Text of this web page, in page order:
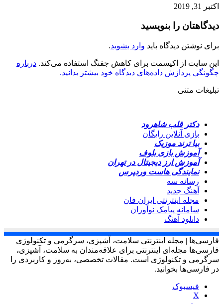
اکتبر 31, 2019
دیدگاهتان را بنویسید
برای نوشتن دیدگاه باید وارد بشوید.
این سایت از اکیسمت برای کاهش جفنگ استفاده می‌کند. درباره
چگونگی پردازش داده‌های دیدگاه خود بیشتر بدانید.
تبلیغات متنی
دکتر قلب شاهرود
بازی آنلاین رایگان
بیا ترند موزیک
آموزش بازی بلوف
آموزش ارز دیجیتال در تهران
نمایندگی هاست وردپرس
رسانه سه
آهنگ جدید
مجله اینترنتی ایران فان
سامانه پیامک نوآوران
دانلود آهنگ
فارسی‌ها | مجله اینترنتی سلامت، آشپزی، سرگرمی و تکنولوژی
فارسی‌ها مجله‌ای اینترنتی برای علاقه‌مندان به سلامت، آشپزی،
سرگرمی و تکنولوژی است. مقالات تخصصی، به‌روز و کاربردی را
در فارسی‌ها بخوانید.
فیسبوک
X